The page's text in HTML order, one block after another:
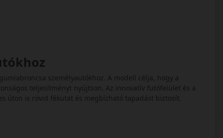
személyautókhoz. A modell célja, hogy a
teljesítményt nyújtson. Az innovatív futófelület és a
úton is rövid fékutat és megbízható tapadást biztosít.